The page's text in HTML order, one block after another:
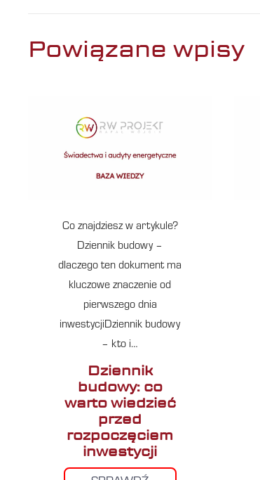
Powiązane wpisy
Co znajdziesz w artykule?
Dziennik budowy –
dlaczego ten dokument ma
kluczowe znaczenie od
pierwszego dnia
inwestycjiDziennik budowy
– kto i…
Dziennik
budowy: co
warto wiedzieć
przed
rozpoczęciem
inwestycji